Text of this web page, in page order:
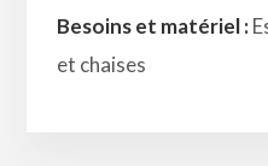
Besoins et matériel :
et chaises